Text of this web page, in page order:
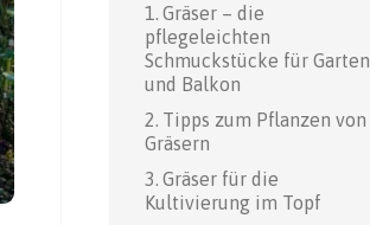
Gräser – die
pflegeleichten
Schmuckstücke für Garten
und Balkon
Tipps zum Pflanzen von
Gräsern
Gräser für die
Kultivierung im Topf